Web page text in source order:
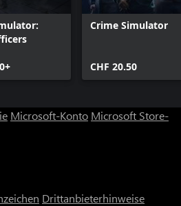
Crime Simulator
CHF 20.50
Microsoft-Konto Microsoft Store-
Drittanbieterhinweise